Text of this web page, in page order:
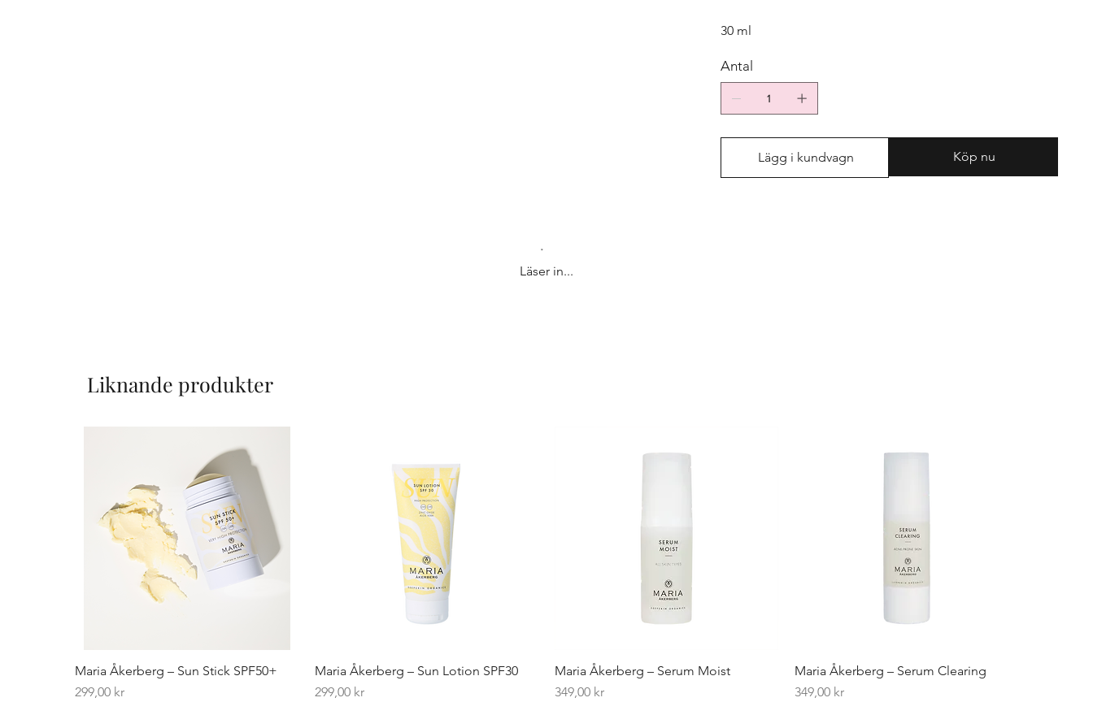
30 ml
Antal
Lägg i kundvagn Köp nu
Läser in...
Liknande produkter
Maria Åkerberg – Sun Stick SPF50+
Pris
299,00 kr
Maria Åkerberg – Sun Lotion SPF30
Pris
299,00 kr
Maria Åkerberg – Serum Moist
Pris
349,00 kr
Maria Åkerberg – Serum Clearing
Pris
349,00 kr